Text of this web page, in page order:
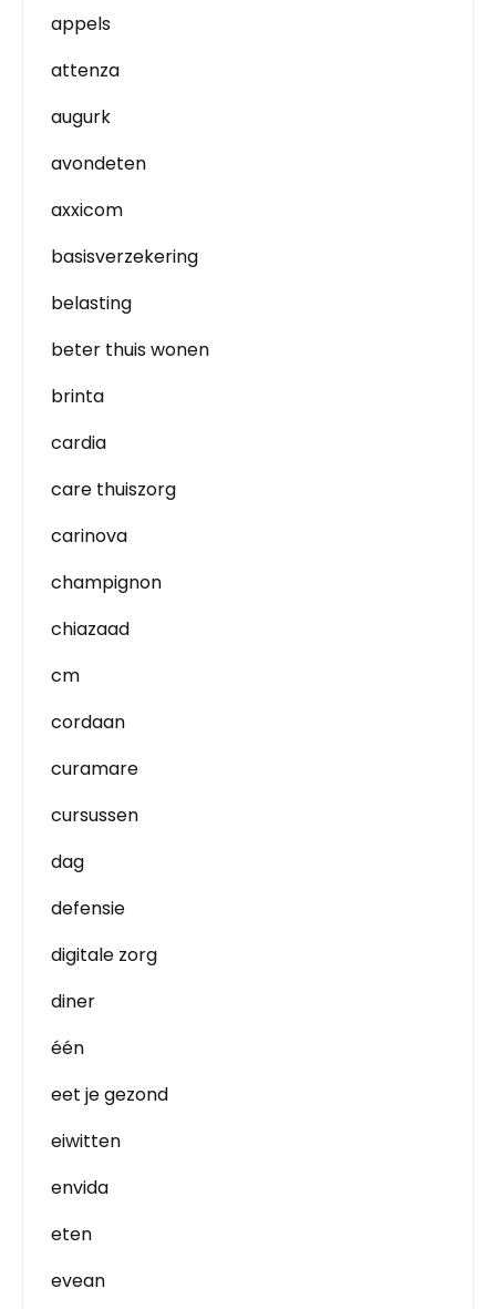
appels
attenza
augurk
avondeten
axxicom
basisverzekering
belasting
beter thuis wonen
brinta
cardia
care thuiszorg
carinova
champignon
chiazaad
cm
cordaan
curamare
cursussen
dag
defensie
digitale zorg
diner
één
eet je gezond
eiwitten
envida
eten
evean